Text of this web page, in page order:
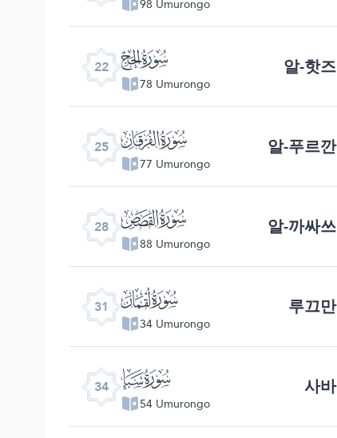
98 Umurongo
22 ﮢ
78 Umurongo
알-핫즈
25 ﮥ
77 Umurongo
알-푸르깐
28 ﮨ
88 Umurongo
알-까싸쓰
31 ﮫ
34 Umurongo
루끄만
34 ﮮ
54 Umurongo
사바